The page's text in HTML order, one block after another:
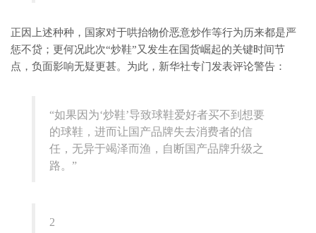
正因上述种种，国家对于哄抬物价恶意炒作等行为历来都是严
惩不贷；更何况此次“炒鞋”又发生在国货崛起的关键时间节
点，负面影响无疑更甚。为此，新华社专门发表评论警告：
“如果因为‘炒鞋’导致球鞋爱好者买不到想要
的球鞋，进而让国产品牌失去消费者的信
任，无异于竭泽而渔，自断国产品牌升级之
路。”
2